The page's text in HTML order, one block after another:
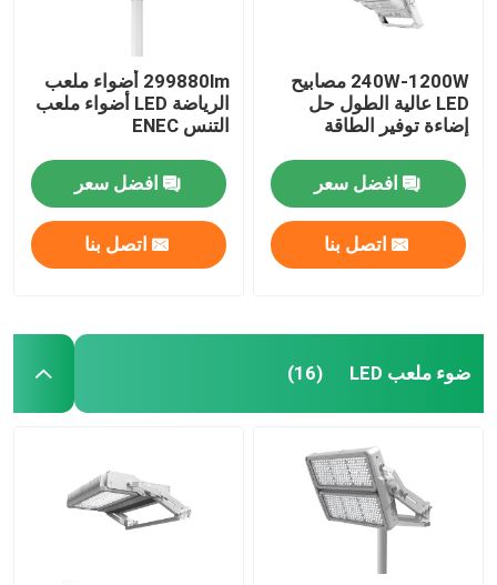
240W-1200W مصابيح
LED عالية الطول حل
إضاءة توفير الطاقة
افضل سعر
اتصل بنا
299880lm أضواء ملعب
الرياضة LED أضواء ملعب
التنس ENEC
افضل سعر
اتصل بنا
ضوء ملعب LED (16)